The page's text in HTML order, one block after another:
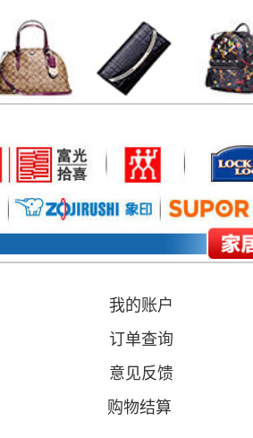
我的账户
订单查询
意见反馈
购物结算